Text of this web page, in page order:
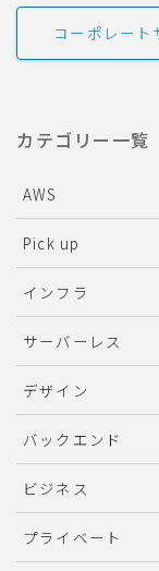
コーポレート
カテゴリー一覧
AWS
Pick up
インフラ
サーバーレス
デザイン
バックエンド
ビジネス
プライベート